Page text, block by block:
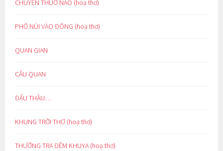
CHUYỆN THUỞ NÀO (hoạ thơ)
PHỐ NÚI VÀO ĐÔNG (hoạ thơ)
QUAN GIAN
CẨU QUAN
ĐẤU THẦU…
KHUNG TRỜI THƠ (hoạ thơ)
THƯỞNG TRÀ ĐÊM KHUYA (hoạ thơ)